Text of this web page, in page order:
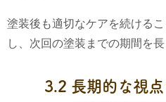
塗装後も適切なケアを続ける
し、次回の塗装までの期間を
3.2 長期的な視